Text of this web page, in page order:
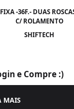
-36F.- DUAS
C/ ROLAMENTO
SHIFTECH
e Compre :)
MAIS